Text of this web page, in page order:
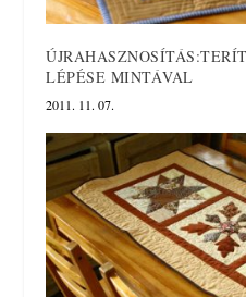
LÉPÉSE MINTÁVAL
2011. 11. 07.